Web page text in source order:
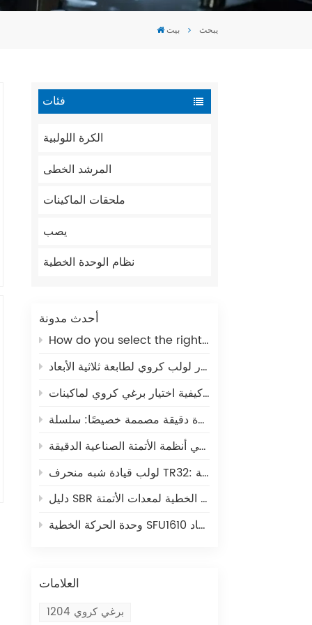
بيت يبحث
فئات
الكرة اللولبية
المرشد الخطى
ملحقات الماكينات
يصب
نظام الوحدة الخطية
أحدث مدونة
How do you select the right ball screw for a linear actuator application?
كيفية اختيار لولب كروي لطابعة ثلاثية الأبعاد
كيفية اختيار برغي كروي لماكينات CNC
برغي كروي: المكون الأساسي للحركة الخطية في أنظمة الأتمتة الصناعية الدقيقة
لولب قيادة شبه منحرف TR32: حل فعال من حيث التكلفة للحركة الخطية لأتمتة المهام الخفيفة
دليل SBR الخطي: حل متكامل مفتوح للحركة الخطية لمعدات الأتمتة
وحدة الحركة الخطية SFU1610 ذات البرغي الكروي: الحل الأمثل للحركة الخطية في أنظمة التحكم الرقمي الحاسوبي والطباعة ثلاثية الأبعاد
العلامات
برغي كروي 1204